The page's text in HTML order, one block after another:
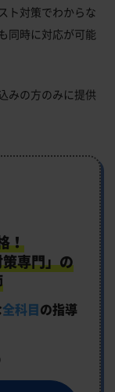
ト対策でわからな
同時に対応が可能
みの方のみに提供
！
専門」の
全科目の指導